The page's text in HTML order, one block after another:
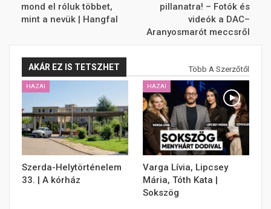
mond el róluk többet,
mint a nevük | Hangfal
pillanatra! – Fotók és
videók a DAC–
Aranyosmarót meccsről
AKÁR EZ IS TETSZHET Több A Szerzőtől
HAZAI
Szerda-Helytörténelem
33. | A kórház
HAZAI
Varga Lívia, Lipcsey
Mária, Tóth Kata |
Sokszög